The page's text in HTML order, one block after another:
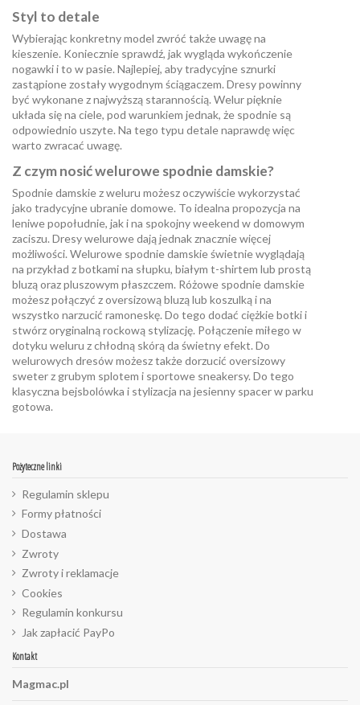
Styl to detale
Wybierając konkretny model zwróć także uwagę na
kieszenie. Koniecznie sprawdź, jak wygląda wykończenie
nogawki i to w pasie. Najlepiej, aby tradycyjne sznurki
zastąpione zostały wygodnym ściągaczem. Dresy powinny
być wykonane z najwyższą starannością. Welur pięknie
układa się na ciele, pod warunkiem jednak, że spodnie są
odpowiednio uszyte. Na tego typu detale naprawdę więc
warto zwracać uwagę.
Z czym nosić welurowe spodnie damskie?
Spodnie damskie z weluru możesz oczywiście wykorzystać
jako tradycyjne ubranie domowe. To idealna propozycja na
leniwe popołudnie, jak i na spokojny weekend w domowym
zaciszu. Dresy welurowe dają jednak znacznie więcej
możliwości. Welurowe spodnie damskie świetnie wyglądają
na przykład z botkami na słupku, białym t-shirtem lub prostą
bluzą oraz pluszowym płaszczem. Różowe spodnie damskie
możesz połączyć z oversizową bluzą lub koszulką i na
wszystko narzucić ramoneskę. Do tego dodać ciężkie botki i
stwórz oryginalną rockową stylizację. Połączenie miłego w
dotyku weluru z chłodną skórą da świetny efekt. Do
welurowych dresów możesz także dorzucić oversizowy
sweter z grubym splotem i sportowe sneakersy. Do tego
klasyczna bejsbolówka i stylizacja na jesienny spacer w parku
gotowa.
Pożyteczne linki
Regulamin sklepu
Formy płatności
Dostawa
Zwroty
Zwroty i reklamacje
Cookies
Regulamin konkursu
Jak zapłacić PayPo
Kontakt
Magmac.pl